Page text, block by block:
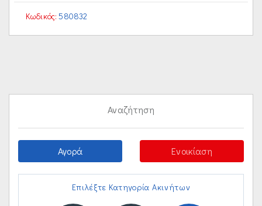
Κωδικός: 580832
Αναζήτηση
Αγορά Ενοικίαση
Επιλέξτε Κατηγορία Ακινήτων